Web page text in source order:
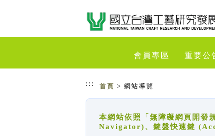
會員專區 重要公
::: 首頁 > 網站導覽
本網站依照「無障礙網頁開發
Navigator)、鍵盤快速鍵